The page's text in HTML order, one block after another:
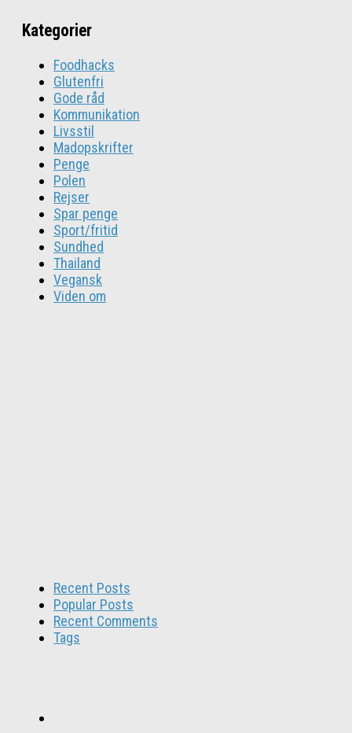
Kategorier
Foodhacks
Glutenfri
Gode råd
Kommunikation
Livsstil
Madopskrifter
Penge
Polen
Rejser
Spar penge
Sport/fritid
Sundhed
Thailand
Vegansk
Viden om
Recent Posts
Popular Posts
Recent Comments
Tags